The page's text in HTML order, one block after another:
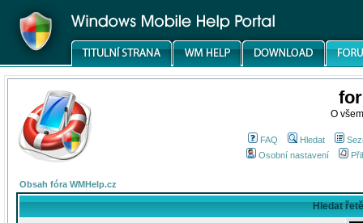
O
FAQ Hledat
Osobní nastavení
Obsah fóra WMHelp.cz
Hledat